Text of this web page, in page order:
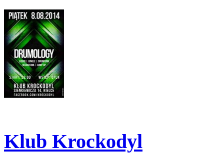
Klub Krockodyl